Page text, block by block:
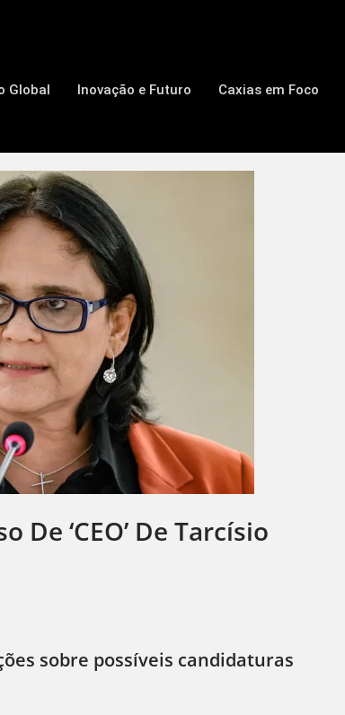
Global Inovação e Futuro Caxias em Foco
‘CEO’ De Tarcísio
sobre possíveis candidaturas